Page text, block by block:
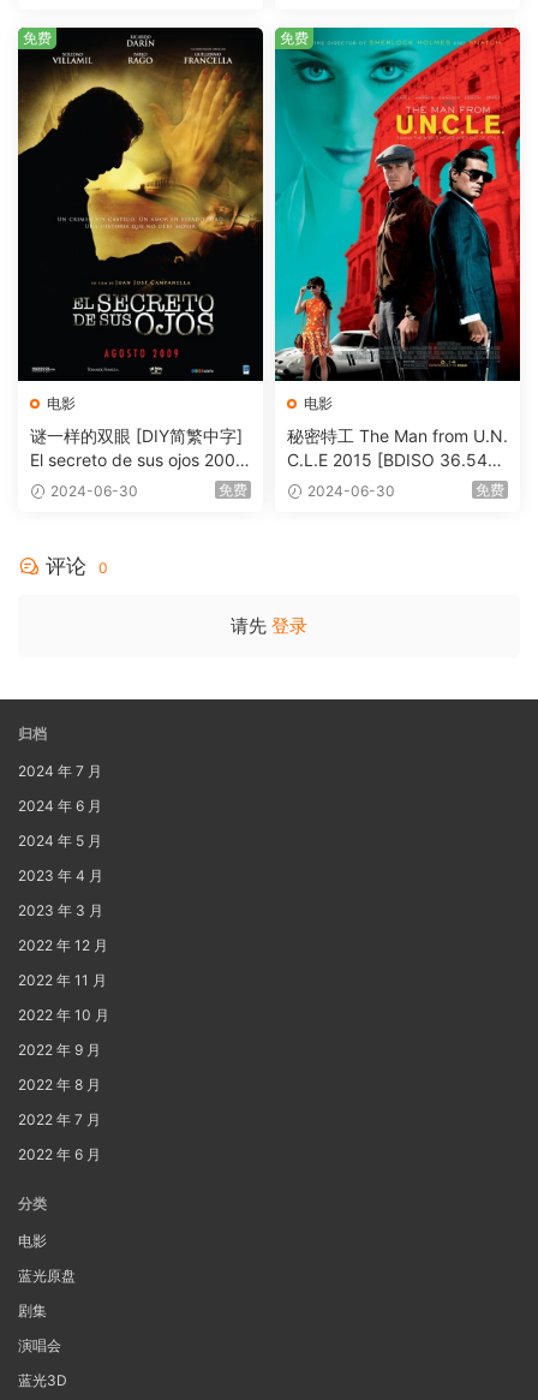
电影
谜一样的双眼 [DIY简繁中字]
El secreto de sus ojos 2009
1080p Blu-ray AVC DTS-HD
2024-06-30 免费
免费
电影
秘密特工 The Man from U.N.
C.L.E 2015 [BDISO 36.54G
B] 2024-06-30 免费
免费
评论 0
请先 登录
归档
2024 年 7 月
2024 年 6 月
2024 年 5 月
2023 年 4 月
2023 年 3 月
2022 年 12 月
2022 年 11 月
2022 年 10 月
2022 年 9 月
2022 年 8 月
2022 年 7 月
2022 年 6 月
分类
电影
蓝光原盘
剧集
演唱会
蓝光3D